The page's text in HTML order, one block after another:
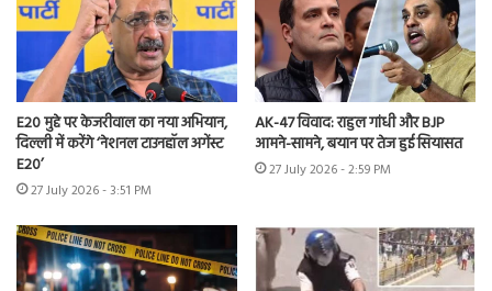
E20 मुद्दे पर केजरीवाल का नया अभियान,
दिल्ली में करेंगे ‘नेशनल टाउनहॉल अगेंस्ट
E20’
27 July 2026 - 3:51 PM
AK-47 विवाद: राहुल गांधी और BJP
आमने-सामने, बयान पर तेज हुई सियासत
27 July 2026 - 2:59 PM